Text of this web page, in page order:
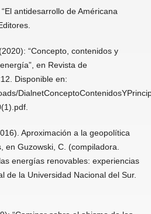
antidesarrollo de Américana
“Concepto, contenidos y
en Revista de
Disponible en:
Aproximación a la geopolítica
en Guzowski, C. (compiladora.
energías renovables: experiencias
de la Universidad Nacional del Sur.